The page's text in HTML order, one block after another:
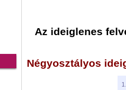
Az ideiglenes
Négyosztályos
1.